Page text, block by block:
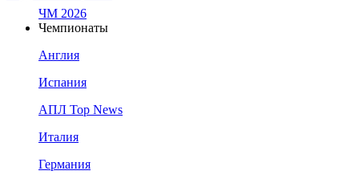
ЧМ 2026
Чемпионаты
Англия
Испания
АПЛ Top News
Италия
Германия